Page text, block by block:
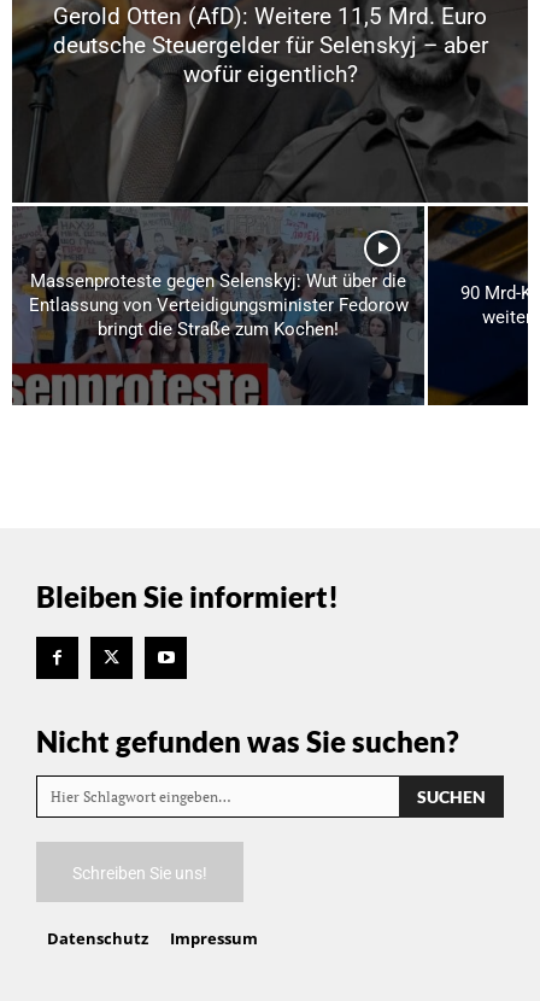
Gerold Otten (AfD): Weitere 11,5 Mrd. Euro
deutsche Steuergelder für Selenskyj – aber
wofür eigentlich?
Massenproteste gegen Selenskyj: Wut über die
Entlassung von Verteidigungsminister Fedorow
bringt die Straße zum Kochen!
90 Mrd-
Bleiben Sie informiert!
Nicht gefunden was Sie suchen?
Hier Schlagwort eingeben… SUCHEN
Schreiben Sie uns!
Datenschutz Impressum